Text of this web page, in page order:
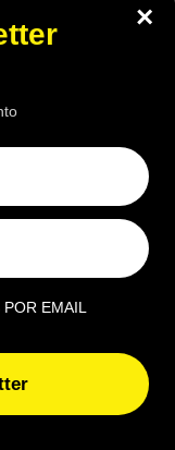
descontos
do tempo e
“injusto”
o valor da sua
50 anos
×
EMAIL